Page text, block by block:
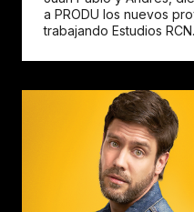
a PRODU los nuevos
trabajando Estudios